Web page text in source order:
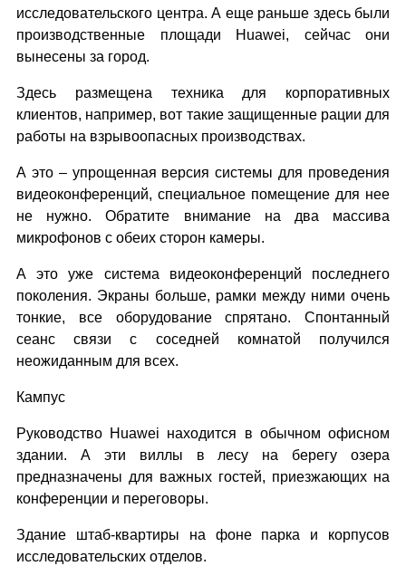
исследовательского центра. А еще раньше здесь были
производственные площади Huawei, сейчас они
вынесены за город.
Здесь размещена техника для корпоративных
клиентов, например, вот такие защищенные рации для
работы на взрывоопасных производствах.
А это – упрощенная версия системы для проведения
видеоконференций, специальное помещение для нее
не нужно. Обратите внимание на два массива
микрофонов с обеих сторон камеры.
А это уже система видеоконференций последнего
поколения. Экраны больше, рамки между ними очень
тонкие, все оборудование спрятано. Спонтанный
сеанс связи с соседней комнатой получился
неожиданным для всех.
Кампус
Руководство Huawei находится в обычном офисном
здании. А эти виллы в лесу на берегу озера
предназначены для важных гостей, приезжающих на
конференции и переговоры.
Здание штаб-квартиры на фоне парка и корпусов
исследовательских отделов.